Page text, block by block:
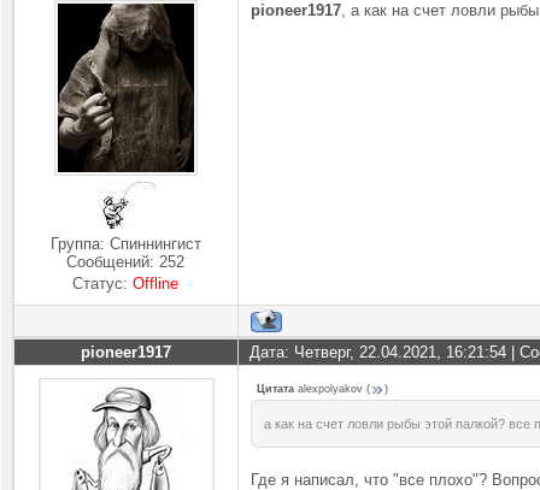
Группа: Спиннингист
Сообщений:252
Статус:Offline
pioneer1917, а как на счет ловли
pioneer1917 Дата: Четверг, 22.04.2021, 16:21:54 |
Цитата alexpolyakov ( )
а как на счет ловли рыбы этой палкой? все
Где я написал, что "все плохо"?